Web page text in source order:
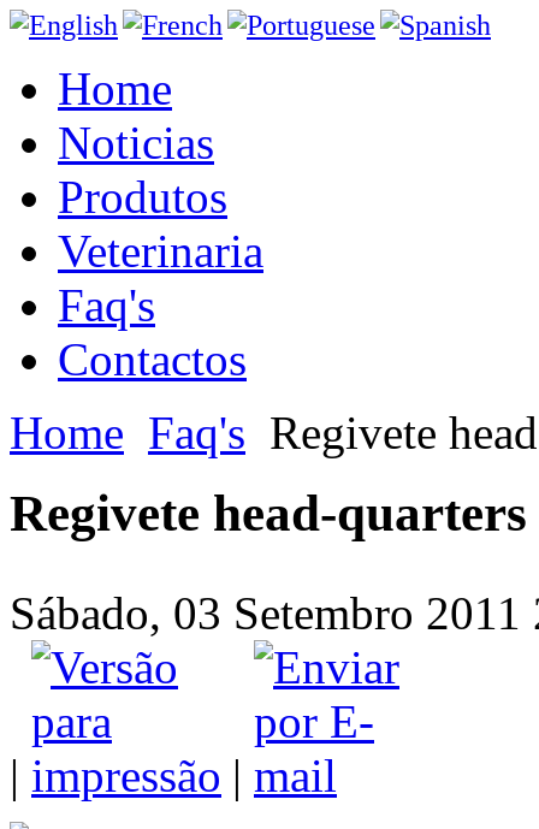
Home
Noticias
Produtos
Veterinaria
Faq's
Contactos
Home Faq's Regivete
Regivete head-quarters
Sábado, 03 Setembro
| |